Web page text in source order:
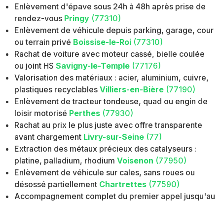
Enlèvement d'épave sous 24h à 48h après prise de
rendez-vous Pringy (77310)
Enlèvement de véhicule depuis parking, garage, cour
ou terrain privé Boissise-le-Roi (77310)
Rachat de voiture avec moteur cassé, bielle coulée
ou joint HS Savigny-le-Temple (77176)
Valorisation des matériaux : acier, aluminium, cuivre,
plastiques recyclables Villiers-en-Bière (77190)
Enlèvement de tracteur tondeuse, quad ou engin de
loisir motorisé Perthes (77930)
Rachat au prix le plus juste avec offre transparente
avant chargement Livry-sur-Seine (77)
Extraction des métaux précieux des catalyseurs :
platine, palladium, rhodium Voisenon (77950)
Enlèvement de véhicule sur cales, sans roues ou
désossé partiellement Chartrettes (77590)
Accompagnement complet du premier appel jusqu'au